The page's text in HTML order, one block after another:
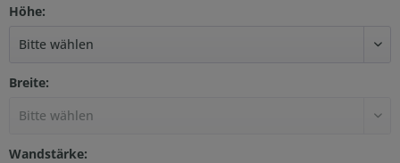
Höhe:
Breite:
Wandstärke: